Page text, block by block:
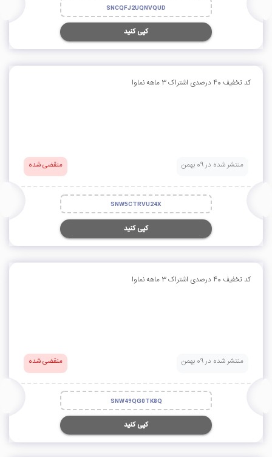
SNCQFJ2UQNVQUD
کپی کنید
کد تخفیف 40 درصدی اشتراک 3 ماهه نماوا
منتشر شده در 09 بهمن منقضی شده
SNW5CTRVU24X
کپی کنید
کد تخفیف 40 درصدی اشتراک 3 ماهه نماوا
منتشر شده در 09 بهمن منقضی شده
SNW49QG0TK8Q
کپی کنید